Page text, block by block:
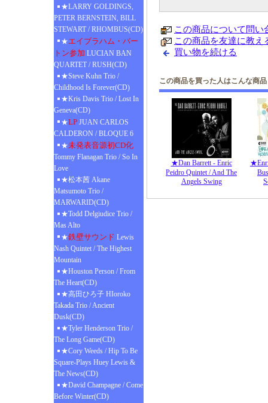
★LARRY GOLDINGS,
PETER BERNSTEIN, BILL
STEWART / RHOMBUS(CD)
★エイブラハム・バー
トン参加 LUCIAN BAN
QUARTET / RUSH(CD)
★Steve Kuhn Trio /
Childhood Is Forever(CD)
★Kris Davis Trio / Lost In
Geneva(CD)
★LP JUAN CARLOS
CALDERON / BLOQUE 6
★未発表音源初CD化
Tommy Flanagan Trio / So In
Love
★松本茜 Akane
Matsumoto Trio /
MARWARID(CD)
★Todd Delgiudice Trio /
Mas Alto
★鉄壁サウンド Lewis
Nash Quintet / The Highest
Mountain
★Houston Person / From
The Heart(CD)
★高田ひろ子 HIoroko
Takada Trio / Ancient
Dusk(CD)
★Tyler Henderson Trio /
The Long Game(CD)
★Cory Weeds / Hip To Be
Square-Plays Huey Lewis &
The News(CD)
★David Champagne / Come
Before Winter(CD)
この商品について問い
この商品を友達に教え
買い物を続ける
この商品を買った人はこんな商
★Dan Barrett - Enric
Peidro Quintet / And The
Angels Swing